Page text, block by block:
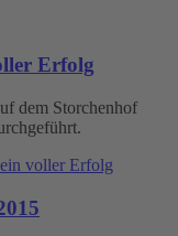
Erfolg
dem Storchenhof
voller Erfolg